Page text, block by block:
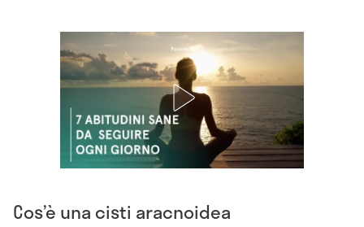
Cos’è una cisti aracnoidea